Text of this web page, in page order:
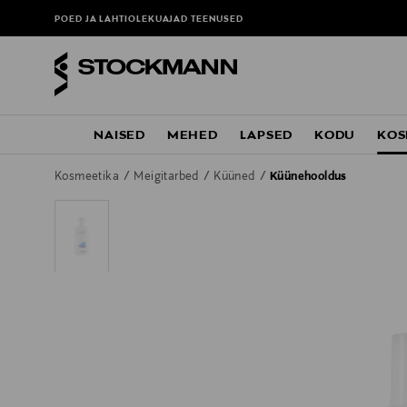
POED JA LAHTIOLEKUAJADTEENUSED
NAISED MEHED LAPSED KODU
Kosmeetika Meigitarbed Küüned Küünehooldus